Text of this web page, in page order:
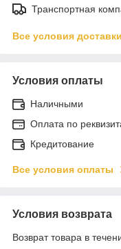
Транспортная
Все условия доставки
Условия оплаты
Наличными
Оплата по
Кредитование
Все условия оплаты
Условия возврата
Возврат товара в